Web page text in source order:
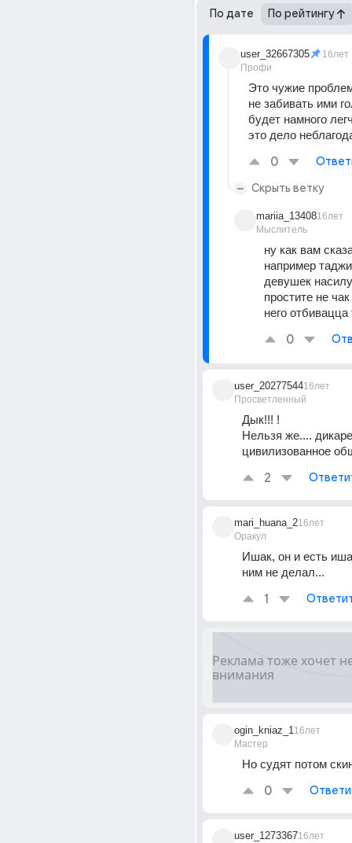
По дате По рейтингу
user_32667305
Профи
16лет
Это чужие
не забивать ими
будет намного
это дело
0
Скрыть ветку
mariia_13408
Мыслитель
16лет
ну как вам
например
девушек
простите не
него отбивацца
0
user_20277544
Просветленный
16лет
Дык!!! !
Нельзя же....
цивилизованное
2
mari_huana_2
Оракул
16лет
Ишак, он и есть
ним не делал...
1
ogin_kniaz_1
Мастер
16лет
Но судят потом
0
user_127336716лет